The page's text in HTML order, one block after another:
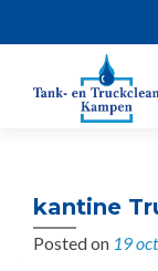
kantine
Posted on 19